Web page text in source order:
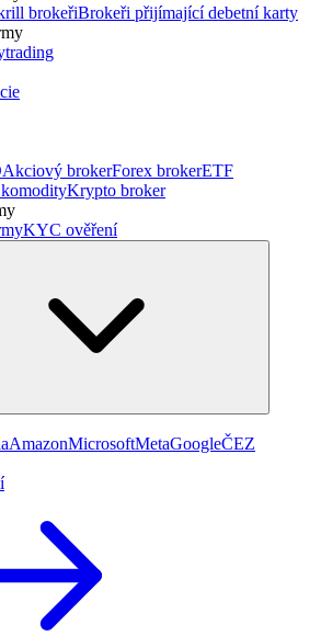
brokeřiBrokeři přijímající debetní karty
Akciový brokerForex brokerETF
Krypto broker
KYC ověření
AmazonMicrosoftMetaGoogleČEZ